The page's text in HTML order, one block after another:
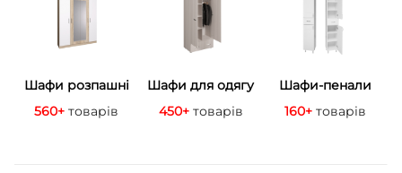
Шафи розпашні
560+товарів
Шафи для одягу
450+ товарів
Шафи-пенали
160+ товарів